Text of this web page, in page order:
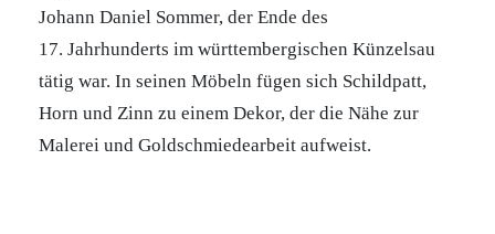
Johann Daniel Sommer, der Ende des
17. Jahrhunderts im württembergischen Künzelsau
tätig war. In seinen Möbeln fügen sich Schildpatt,
Horn und Zinn zu einem Dekor, der die Nähe zur
Malerei und Goldschmiedearbeit aufweist.